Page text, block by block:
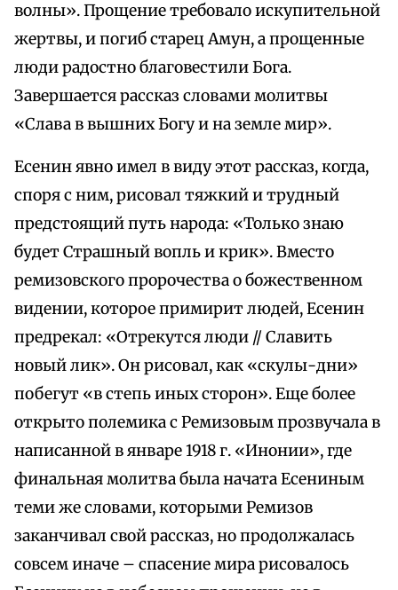
волны». Прощение требовало искупительной
жертвы, и погиб старец Амун, а прощенные
люди радостно благовестили Бога.
Завершается рассказ словами молитвы
«Слава в вышних Богу и на земле мир».
Есенин явно имел в виду этот рассказ, когда,
споря с ним, рисовал тяжкий и трудный
предстоящий путь народа: «Только знаю
будет Страшный вопль и крик». Вместо
ремизовского пророчества о божественном
видении, которое примирит людей, Есенин
предрекал: «Отрекутся люди // Славить
новый лик». Он рисовал, как «скулы-дни»
побегут «в степь иных сторон». Еще более
открыто полемика с Ремизовым прозвучала в
написанной в январе 1918 г. «Инонии», где
финальная молитва была начата Есениным
теми же словами, которыми Ремизов
заканчивал свой рассказ, но продолжалась
совсем иначе – спасение мира рисовалось